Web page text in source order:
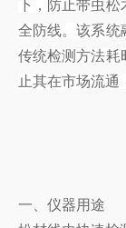
下，防止带虫松
全防线。该系统
传统检测方法耗
止其在市场流通
一、仪器用途